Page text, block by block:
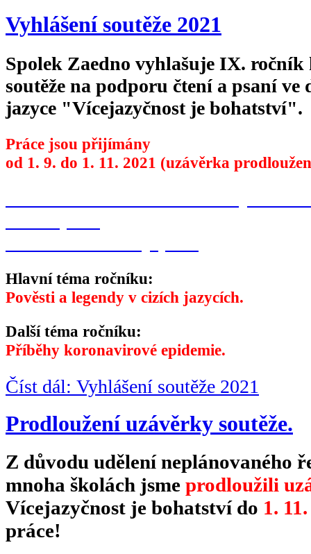
Vyhlášení soutěže 2021
Spolek Zaedno vyhlašuje IX.
soutěže na podporu čtení a psaní ve
jazyce "Vícejazyčnost je bohatství".
Práce jsou přijímány
od 1. 9. do 1. 11. 2021 (uzávěrka
Hlavní téma ročníku:
Pověsti a legendy v cizích jazycích.
Další téma ročníku:
Příběhy koronavirové epidemie.
Číst dál: Vyhlášení soutěže 2021
Prodloužení uzávěrky soutěže.
Z důvodu udělení neplánovaného
mnoha školách jsme prodloužili
Vícejazyčnost je bohatství do 1.
práce!